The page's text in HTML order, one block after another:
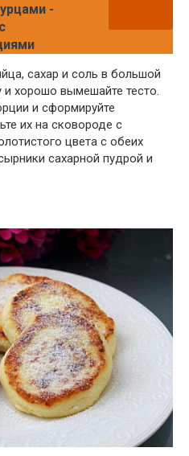
-
сахар и соль в большой
и хорошо вымешайте тесто.
и сформируйте
их на сковороде с
цвета с обеих
сахарной пудрой и